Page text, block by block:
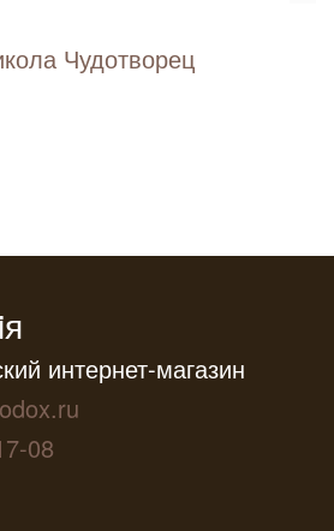
Чудотворец
интернет-магазин
08